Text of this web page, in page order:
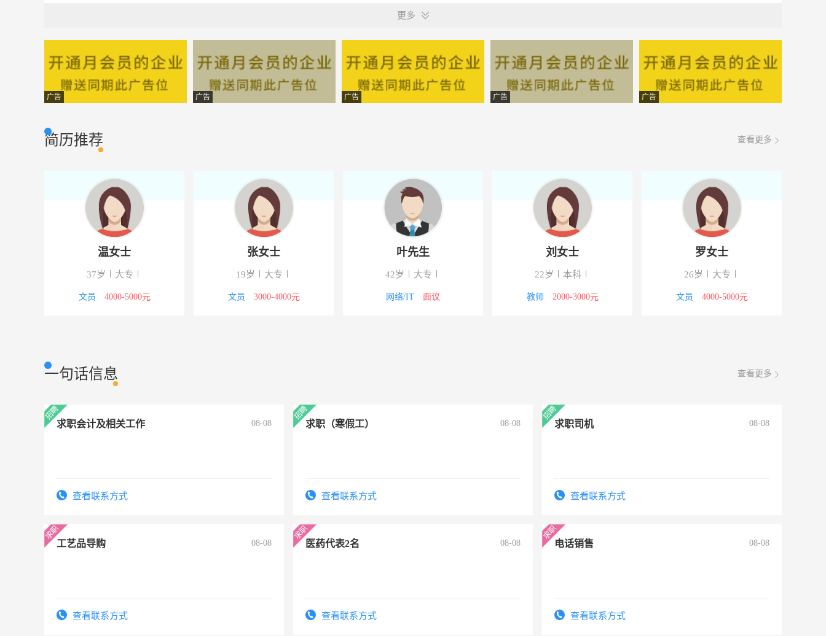
人力资源总监 行政人事 山西寿星阁智慧养老服务有限公司 -中阳 面议 08-08
人力资源主管 行政人事 山西广立机械加工工业园有限公司 -中阳 面议 08-08
市场推广员
市场营销 吕梁市离石区海文圣艾灸馆 08-08
总经理助理 行政人事 华诚易尚装饰装修工程有限公司 08-08
业务员销售经理 市场营销 吕梁市离石区海文圣艾灸馆 08-08
幼儿英语教师 教育培训 太原市小店区励步英语培训学校 08-08
更多
广告 广告 广告 广告 广告
简历推荐 查看更多
温女士
37岁 大专
文员 4000-5000元
张女士
19岁 大专
文员 3000-4000元
叶先生
42岁 大专
网络/IT 面议
刘女士
22岁 本科
教师 2000-3000元
罗女士
26岁 大专
文员 4000-5000元
一句话信息 查看更多
求职会计及相关工作 08-08
查看联系方式
求职（寒假工） 08-08
查看联系方式
求职司机 08-08
查看联系方式
工艺品导购 08-08
查看联系方式
医药代表2名 08-08
查看联系方式
电话销售 08-08
查看联系方式